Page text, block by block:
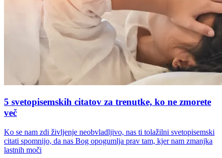
5 svetopisemskih citatov za trenutke, ko ne zmorete
več
Ko se nam zdi življenje neobvladljivo, nas ti tolažilni svetopisemski
citati spomnijo, da nas Bog opogumlja prav tam, kjer nam zmanjka
lastnih moči